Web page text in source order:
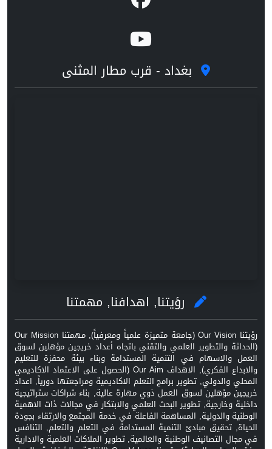
بغداد - قرب مطار المثنى
رؤيتنا, اهدافنا, مهمتنا
رؤيتنا Our Vision (جامعة متميزة علمياً ومعرفياً), مهمتنا Our Mission
(الحداثة والتطوير العلمي والتقني باتجاه أعداد خريجين مؤهلين لسوق
العمل والاسهام في التنمية المستدامة وبناء بيئة محفزة للتعليم
والابداع الفكري), الاهداف Our Aim (الحصول على الاعتماد الاكاديمي
المحلي والدولي, تطوير برامج التعلم الاكاديمية ومراجعتها دورياً, اعداد
خريجين مؤهلين لسوق العمل ذوي مهارة عالية, بناء شراكات ستراتيجية
داخلية وخارجية, تطوير البحث العلمي والابتكار في مجالات ذات الاهمية
الوطنية والدولية, المساهمة الفاعلة في خدمة المجتمع والارتقاء بجودة
الحياة, تحقيق مبادئ التنمية المستدامة في التعلم والتعلم, التنافس
في مجال التصانيف الوطنية والعالمية, تطوير الملاكات العلمية والادارية